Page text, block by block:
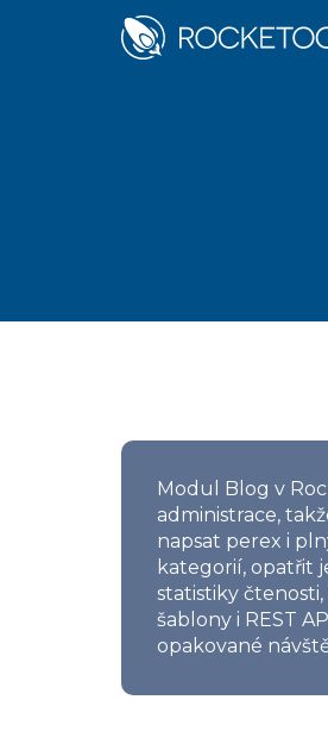
Modul Blog v
administrace,
napsat perex i
kategorií, opatřit
statistiky
šablony i REST
opakované